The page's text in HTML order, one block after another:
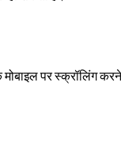
मोबाइल पर स्क्रॉलिंग